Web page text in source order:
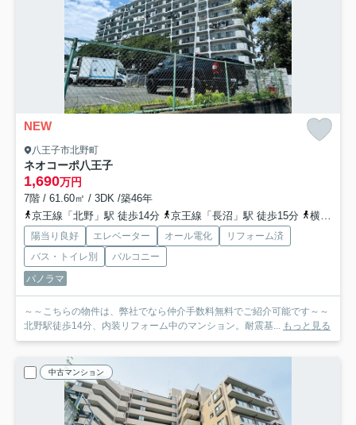
NEW
八王子市北野町
ネオコーポ八王子
1,690万円
7階 / 61.60㎡ / 3DK /築46年
京王線「北野」駅 徒歩14分
京王線「長沼」駅 徒歩15分 横浜線「片倉」駅 徒歩33分
陽当り良好 エレベーター オール電化
リフォーム済
バス・トイレ別
バルコニー
パノラマ
～～こちらの物件は、弊社でなら仲介手数料無料でご紹介可能です～～
北野駅徒歩14分、内装リフォーム中のマンション。耐震基...
もっと見る
中古マンション